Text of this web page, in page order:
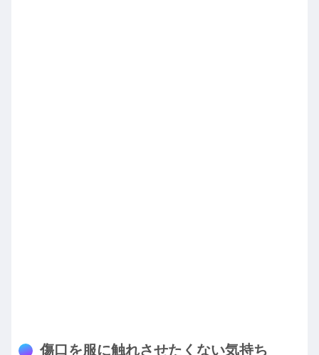
傷口を服に触れさせたくない気持ち